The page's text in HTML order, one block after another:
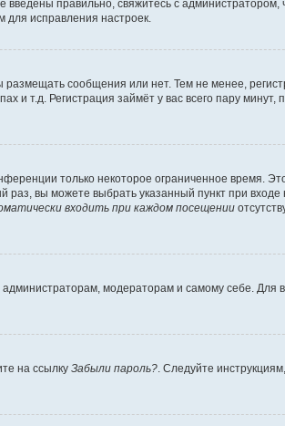
правильно, свяжитесь с
исправления настроек.
сообщения или нет. Тем не менее,
т.д. Регистрация займёт у вас всего пару минут,
только некоторое ограниченное время.
раз, вы можете выбрать указанный пункт при
входить при каждом посещении
администраторам, модераторам и самому себе. Для
на ссылку Забыли пароль? . Следуйте